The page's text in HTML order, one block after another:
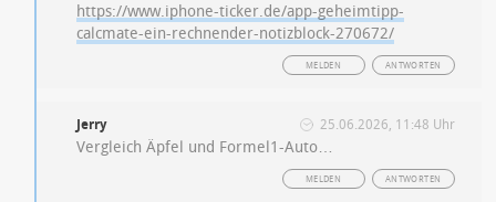
https://www.iphone-ticker.de/app-geheimtipp-
calcmate-ein-rechnender-notizblock-270672/
ANTWORTEN
MELDEN
Jerry 25.06.2026, 11:48 Uhr
Vergleich Äpfel und Formel1-Auto…
ANTWORTEN
MELDEN